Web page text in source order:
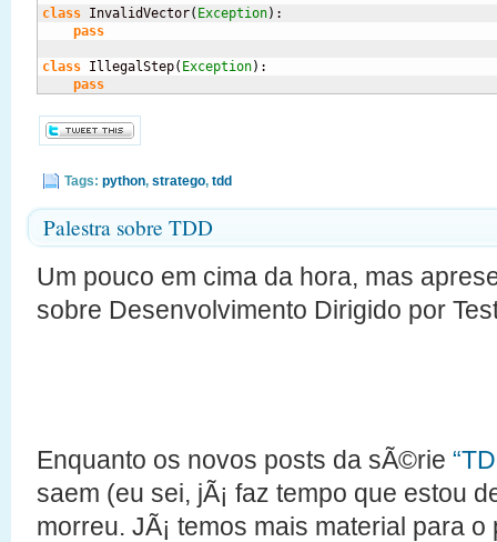
class InvalidVector( Exception) :
pass
class IllegalStep( Exception) :
pass
Tags: python, stratego, tdd
Palestra sobre TDD
Um pouco em cima da hora, mas
sobre Desenvolvimento Dirigido por
Enquanto os novos posts da sÃ©rie
saem (eu sei, jÃ¡ faz tempo que estou
morreu. JÃ¡ temos mais material para o